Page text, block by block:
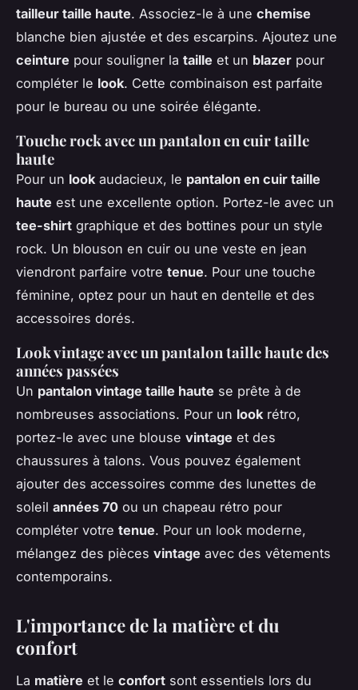
tailleur taille haute. Associez-le à une chemise
blanche bien ajustée et des escarpins. Ajoutez une
ceinture pour souligner la taille et un blazer pour
compléter le look. Cette combinaison est parfaite
pour le bureau ou une soirée élégante.
Touche rock avec un pantalon en cuir taille
haute
Pour un look audacieux, le pantalon en cuir taille
haute est une excellente option. Portez-le avec un
tee-shirt graphique et des bottines pour un style
rock. Un blouson en cuir ou une veste en jean
viendront parfaire votre tenue. Pour une touche
féminine, optez pour un haut en dentelle et des
accessoires dorés.
Look vintage avec un pantalon taille haute des
années passées
Un pantalon vintage taille haute se prête à de
nombreuses associations. Pour un look rétro,
portez-le avec une blouse vintage et des
chaussures à talons. Vous pouvez également
ajouter des accessoires comme des lunettes de
soleil années 70 ou un chapeau rétro pour
compléter votre tenue. Pour un look moderne,
mélangez des pièces vintage avec des vêtements
contemporains.
L'importance de la matière et du
confort
La matière et le confort sont essentiels lors du